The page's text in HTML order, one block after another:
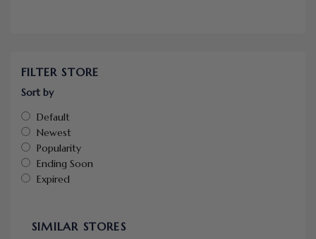
FILTER STORE
Sort by
Default
Newest
Popularity
Ending Soon
Expired
SIMILAR STORES